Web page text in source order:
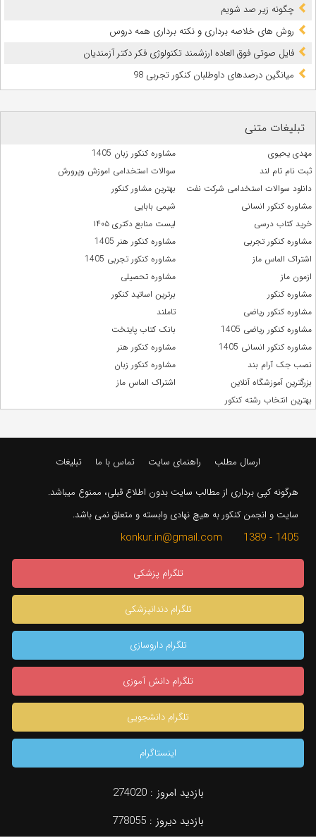
نظرات (0)
چگونه زیر صد شویم
روش های خلاصه برداری و نکته برداری همه دروس
فایل صوتی فوق العاده ارزشمند تکنولوژی فکر دکتر آزمندیان
میانگین درصدهای داوطلبان کنکور تجربی 98
تبلیغات متنی
مهدی یحیوی
مشاوره کنکور زبان 1405
ثبت نام تام لند
سوالات استخدامی اموزش وپرورش
دانلود سوالات استخدامی شرکت نفت
بهترین مشاور کنکور
مشاوره کنکور انسانی
شیمی بابایی
خرید کتاب درسی
لیست منابع دکتری ۱۴۰۵
مشاوره کنکور تجربی
مشاوره کنکور هنر 1405
اشتراک الماس ماز
مشاوره کنکور تجربی 1405
ازمون ماز
مشاوره تحصیلی
مشاوره کنکور
برترین اساتید کنکور
مشاوره کنکور ریاضی
تاملند
مشاوره کنکور ریاضی 1405
بانک کتاب پایتخت
مشاوره کنکور انسانی 1405
مشاوره کنکور هنر
نصب جک آرام بند
مشاوره کنکور زبان
بزرگترین آموزشگاه آنلاین
اشتراک الماس ماز
بهترین انتخاب رشته کنکور
ارسال مطلب راهنمای سایت تماس با ما تبلیغات
هرگونه کپی برداری از مطالب سایت بدون اطلاع قبلی، ممنوع میباشد.
سایت و انجمن کنکور به هیچ نهادی وابسته و متعلق نمی باشد.
1405 - 1389 konkur.in@gmail.com
تلگرام پزشکی
تلگرام دندانپزشکی
تلگرام داروسازی
تلگرام دانش آموزی
تلگرام دانشجویی
اینستاگرام
بازدید امروز :274020
بازدید دیروز : 778055